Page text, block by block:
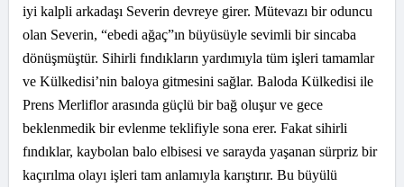
iyi kalpli arkadaşı Severin devreye girer. Mütevazı bir oduncu
olan Severin, “ebedi ağaç”ın büyüsüyle sevimli bir sincaba
dönüşmüştür. Sihirli fındıkların yardımıyla tüm işleri tamamlar
ve Külkedisi’nin baloya gitmesini sağlar. Baloda Külkedisi ile
Prens Merliflor arasında güçlü bir bağ oluşur ve gece
beklenmedik bir evlenme teklifiyle sona erer. Fakat sihirli
fındıklar, kaybolan balo elbisesi ve sarayda yaşanan sürpriz bir
kaçırılma olayı işleri tam anlamıyla karıştırır. Bu büyülü